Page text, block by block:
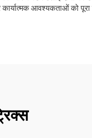
कार्यात्मक आवश्यकताओं